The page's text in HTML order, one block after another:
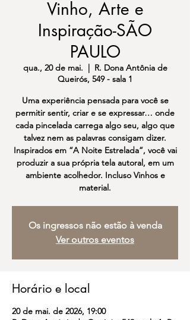
Vinho, Arte e
Inspiração-SÃO
PAULO
qua., 20 de mai.
  |
R. Dona Antônia de
Queirós, 549 - sala 1
Uma experiência pensada para você se
permitir sentir, criar e se expressar… onde
cada pincelada carrega algo seu, algo que
talvez nem as palavras consigam dizer.
Inspirados em “A Noite Estrelada”, você vai
produzir a sua própria tela autoral, em um
ambiente acolhedor. Incluso Vinhos e
material.
Os ingressos não estão à venda
Ver outros eventos
Horário e local
20 de mai. de 2026, 19:00